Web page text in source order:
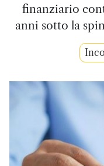
finanziario
anni sotto la